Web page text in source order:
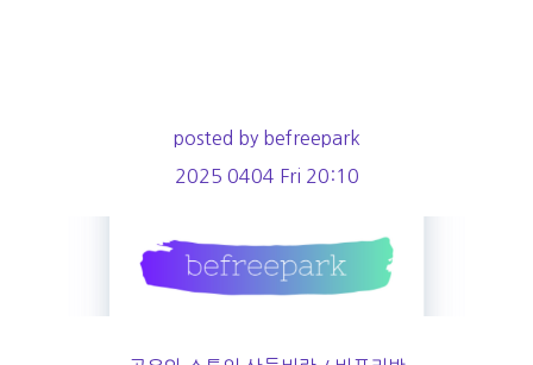
posted by befreepark
2025 0404 Fri 20:10